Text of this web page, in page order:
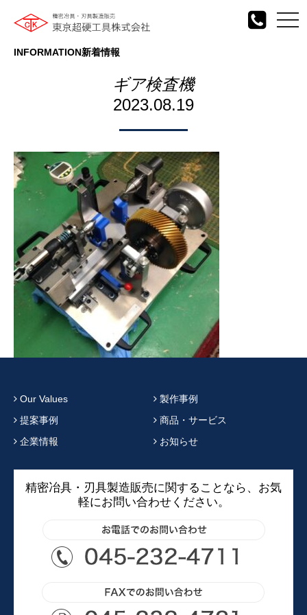
INFORMATION新着情報
ギア検査機
2023.08.19
Our Values
製作事例
提案事例
商品・サービス
企業情報
お知らせ
精密冶具・刃具製造販売に関することなら、お気
軽にお問い合わせください。